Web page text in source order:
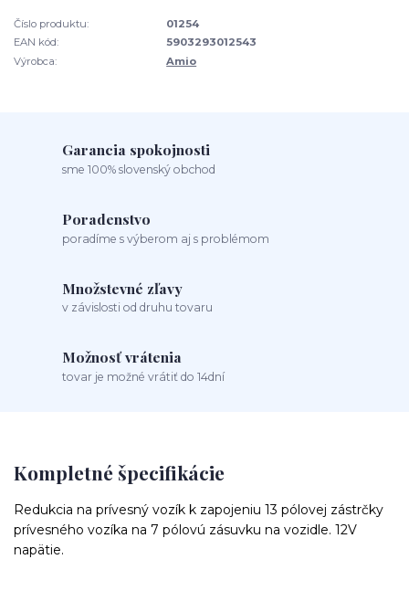
Číslo produktu:
01254
EAN kód:
5903293012543
Výrobca:
Amio
Garancia spokojnosti
sme 100% slovenský obchod
Poradenstvo
poradíme s výberom aj s problémom
Množstevné zľavy
v závislosti od druhu tovaru
Možnosť vrátenia
tovar je možné vrátiť do 14dní
Kompletné špecifikácie
Redukcia na prívesný vozík k zapojeniu 13 pólovej zástrčky
prívesného vozíka na 7 pólovú zásuvku na vozidle. 12V
napätie.